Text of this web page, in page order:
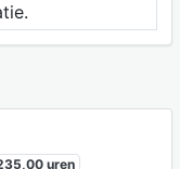
uren